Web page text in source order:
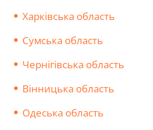
Харківська область
Сумська область
Чернігівська область
Вінницька область
Одеська область